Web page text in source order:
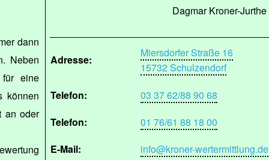
Dagmar Kroner-Jurthe
Adresse:
Miersdorfer Straße 16
15732 Schulzendorf
Telefon:
03 37 62/88 90 68
Telefon:
01 76/61 88 18 00
E-Mail:
info@kroner-wertermittlung.de
dann
Neben
eine
können
an oder